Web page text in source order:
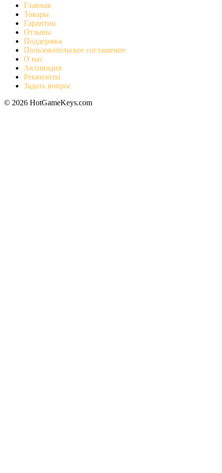
Главная
Товары
Гарантии
Отзывы
Поддержка
Пользовательское соглашение
О нас
Активация
Реквизиты
Задать вопрос
© 2026 HotGameKeys.com